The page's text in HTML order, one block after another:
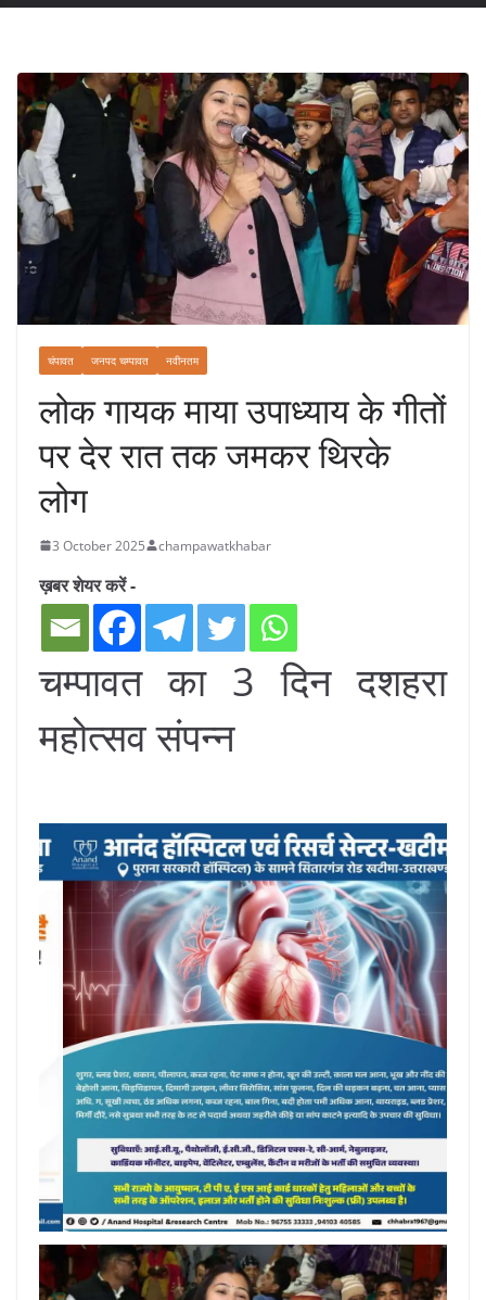
चंपावत जनपद चम्पावत नवीनतम
लोक गायक माया उपाध्याय के गीतों
पर देर रात तक जमकर थिरके
लोग
3 October 2025 champawatkhabar
ख़बर शेयर करें -
चम्पावत का 3 दिन दशहरा
महोत्सव संपन्न